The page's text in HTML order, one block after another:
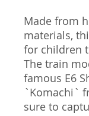
Made from
materials,
for children
The train
famous E6
`Komachi`
sure to